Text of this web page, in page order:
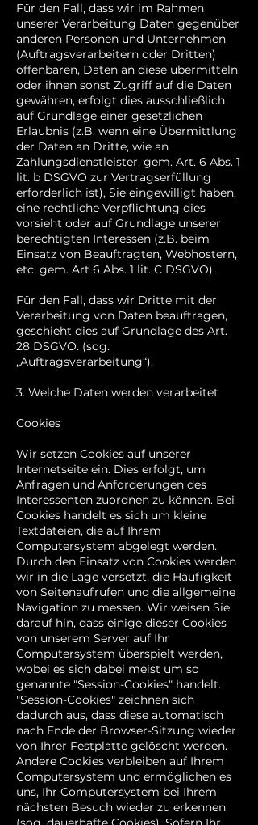
Für den Fall, dass wir im Rahmen
unserer Verarbeitung Daten gegenüber
anderen Personen und Unternehmen
(Auftragsverarbeitern oder Dritten)
offenbaren, Daten an diese übermitteln
oder ihnen sonst Zugriff auf die Daten
gewähren, erfolgt dies ausschließlich
auf Grundlage einer gesetzlichen
Erlaubnis (z.B. wenn eine Übermittlung
der Daten an Dritte, wie an
Zahlungsdienstleister, gem. Art. 6 Abs. 1
lit. b DSGVO zur Vertragserfüllung
erforderlich ist), Sie eingewilligt haben,
eine rechtliche Verpflichtung dies
vorsieht oder auf Grundlage unserer
berechtigten Interessen (z.B. beim
Einsatz von Beauftragten, Webhostern,
etc. gem. Art 6 Abs. 1 lit. C DSGVO).
Für den Fall, dass wir Dritte mit der
Verarbeitung von Daten beauftragen,
geschieht dies auf Grundlage des Art.
28 DSGVO. (sog.
„Auftragsverarbeitung“).
3. Welche Daten werden verarbeitet
Cookies
Wir setzen Cookies auf unserer
Internetseite ein. Dies erfolgt, um
Anfragen und Anforderungen des
Interessenten zuordnen zu können. Bei
Cookies handelt es sich um kleine
Textdateien, die auf Ihrem
Computersystem abgelegt werden.
Durch den Einsatz von Cookies werden
wir in die Lage versetzt, die Häufigkeit
von Seitenaufrufen und die allgemeine
Navigation zu messen. Wir weisen Sie
darauf hin, dass einige dieser Cookies
von unserem Server auf Ihr
Computersystem überspielt werden,
wobei es sich dabei meist um so
genannte "Session-Cookies" handelt.
"Session-Cookies" zeichnen sich
dadurch aus, dass diese automatisch
nach Ende der Browser-Sitzung wieder
von Ihrer Festplatte gelöscht werden.
Andere Cookies verbleiben auf Ihrem
Computersystem und ermöglichen es
uns, Ihr Computersystem bei Ihrem
nächsten Besuch wieder zu erkennen